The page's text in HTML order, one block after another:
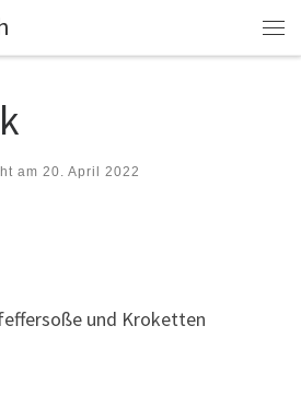
am 20. April 2022
und Kroketten